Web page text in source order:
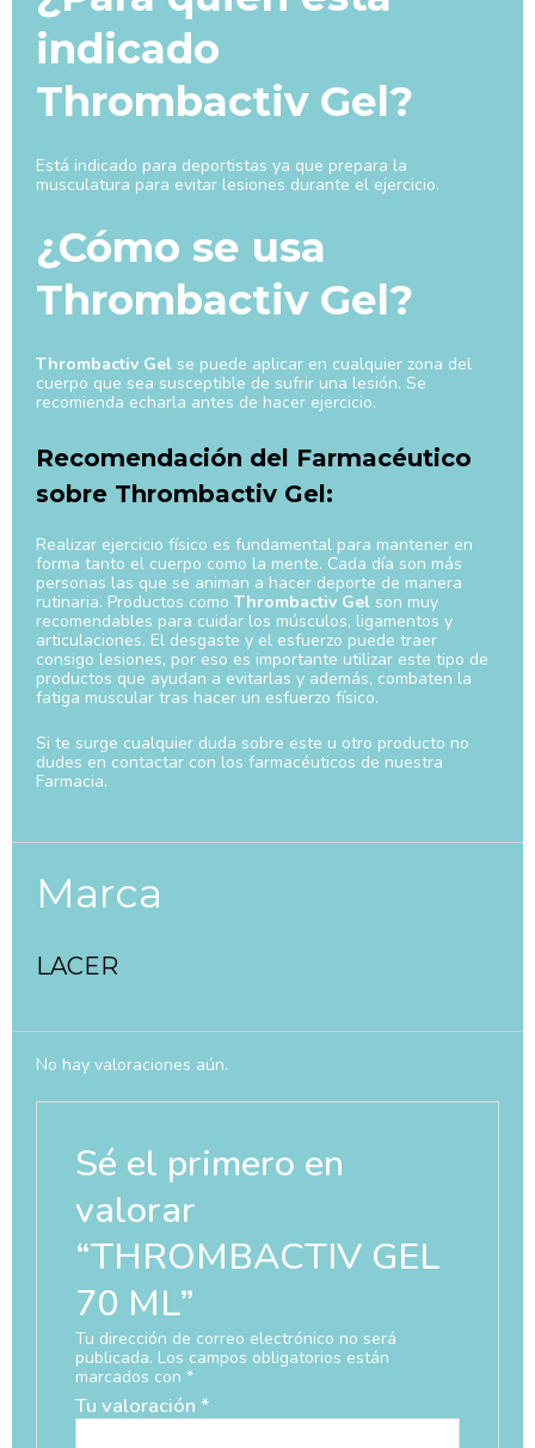
indicado
Thrombactiv Gel?
Está indicado para deportistas ya que prepara la
musculatura para evitar lesiones durante el ejercicio.
¿Cómo se usa
Thrombactiv Gel?
Thrombactiv Gel se puede aplicar en cualquier zona del
cuerpo que sea susceptible de sufrir una lesión. Se
recomienda echarla antes de hacer ejercicio.
Recomendación del Farmacéutico
sobre Thrombactiv Gel:
Realizar ejercicio físico es fundamental para mantener en
forma tanto el cuerpo como la mente. Cada día son más
personas las que se animan a hacer deporte de manera
rutinaria. Productos como Thrombactiv Gel son muy
recomendables para cuidar los músculos, ligamentos y
articulaciones. El desgaste y el esfuerzo puede traer
consigo lesiones, por eso es importante utilizar este tipo de
productos que ayudan a evitarlas y además, combaten la
fatiga muscular tras hacer un esfuerzo físico.
Si te surge cualquier duda sobre este u otro producto no
dudes en contactar con los farmacéuticos de nuestra
Farmacia.
Marca
LACER
No hay valoraciones aún.
Sé el primero en
valorar
“THROMBACTIV GEL
70 ML”
Tu dirección de correo electrónico no será
publicada. Los campos obligatorios están
marcados con *
Tu valoración *